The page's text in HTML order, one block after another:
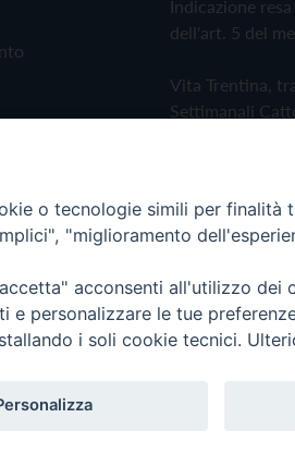
Indicazione
dell'art. 5 del
Vita Trentina,
Settimanali
Privacy Policy
- Vita Trentina
o tecnologie simili per finalità
"miglioramento
acconsenti all'utilizzo dei
e personalizzare le tue
i soli cookie tecnici.